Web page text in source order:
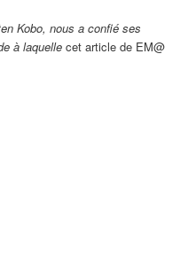
Kobo, nous a confié ses
à laquellecet article de EM@